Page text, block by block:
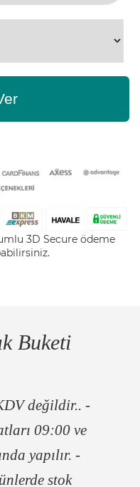
3D Secure ödeme
Buketi
değildir.. -
09:00 ve
yapılır. -
stok